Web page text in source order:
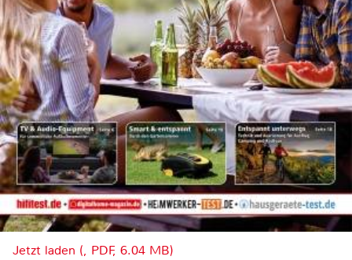
Jetzt laden (, PDF, 6.04 MB)